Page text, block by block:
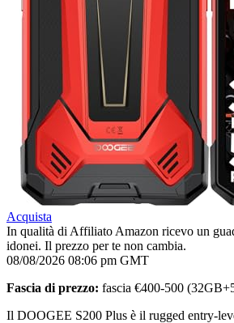
Acquista
In qualità di Affiliato Amazon ricevo un
idonei. Il prezzo per te non cambia.
08/08/2026 08:06 pm GMT
Fascia di prezzo: fascia €400-500
Il DOOGEE S200 Plus è il rugged entry-